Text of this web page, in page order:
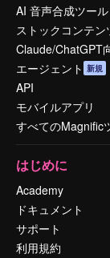
AI 音声合成ツール
ストックコンテン
Claude/ChatGPT
エージェント 新規
API
モバイルアプリ
すべてのMagnific
はじめに
Academy
ドキュメント
サポート
利用規約